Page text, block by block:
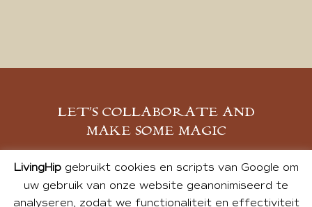
LET’S COLLABORATE AND
MAKE SOME MAGIC
MELD JE AAN
LivingHipgebruikt cookies en scripts van Google om
uw gebruik van onze website geanonimiseerd te
analyseren, zodat we functionaliteit en effectiviteit